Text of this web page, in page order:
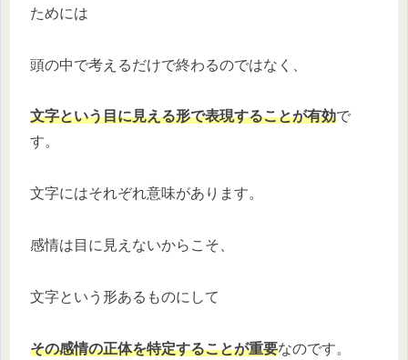
ためには
頭の中で考えるだけで終わるのではなく、
文字という目に見える形で表現することが有効で
す。
文字にはそれぞれ意味があります。
感情は目に見えないからこそ、
文字という形あるものにして
その感情の正体を特定することが重要なのです。